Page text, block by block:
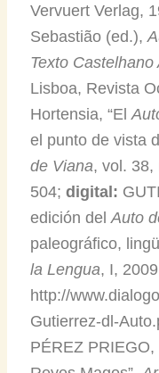
Vervuert Verlag,
Sebastião (ed.),
Texto
Lisboa, Revista
Hortensia, “El
el punto de vista
de Viana, vol. 38,
504; digital:
edición del Auto
paleográfico,
la Lengua, I,
http://
Gutierrez-dl-
PÉREZ PRIEGO,